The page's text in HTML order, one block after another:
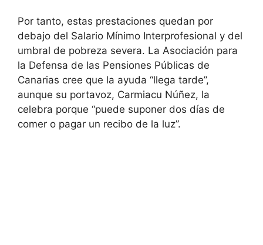
Por tanto, estas prestaciones quedan por
debajo del Salario Mínimo Interprofesional y del
umbral de pobreza severa. La Asociación para
la Defensa de las Pensiones Públicas de
Canarias cree que la ayuda “llega tarde”,
aunque su portavoz, Carmiacu Núñez, la
celebra porque “puede suponer dos días de
comer o pagar un recibo de la luz”.